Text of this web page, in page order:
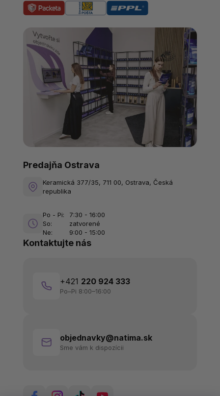
Kontaktujte nás
+421 220 924 333
Po–Pi 8:00–16:00
objednavky@natima.sk
Sme vám k dispozícii
Predajňa Ostrava
Keramická 377/35, 711 00, Ostrava, Česká
republika
Po - Pi:
7:30 - 16:00
So:
zatvorené
Ne:
9:00 - 15:00